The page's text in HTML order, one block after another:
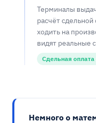
Терминалы
расчёт
ходить на
видят реальные
Сдельная оплата
Немного о